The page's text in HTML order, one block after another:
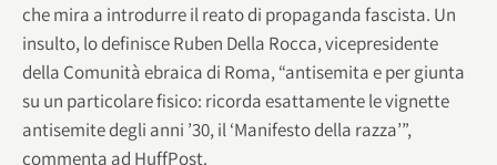
che mira a introdurre il reato di propaganda fascista. Un
insulto, lo definisce Ruben Della Rocca, vicepresidente
della Comunità ebraica di Roma, “antisemita e per giunta
su un particolare fisico: ricorda esattamente le vignette
antisemite degli anni ’30, il ‘Manifesto della razza’”,
commenta ad HuffPost.